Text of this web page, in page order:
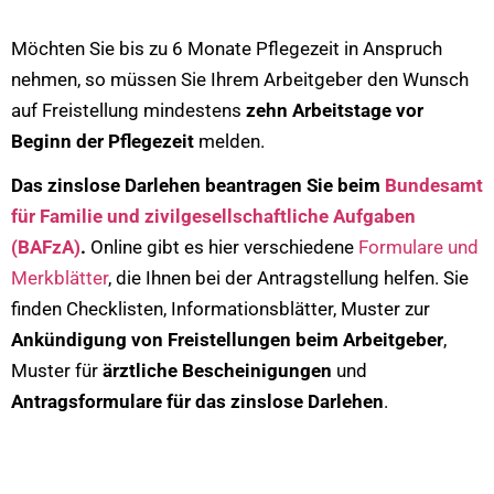
Möchten Sie bis zu 6 Monate Pflegezeit in Anspruch
nehmen, so müssen Sie Ihrem Arbeitgeber den Wunsch
auf Freistellung mindestens zehn Arbeitstage vor
Beginn der Pflegezeit melden.
Das zinslose Darlehen beantragen Sie beim Bundesamt
für Familie und zivilgesellschaftliche Aufgaben
(BAFzA). Online gibt es hier verschiedene Formulare und
Merkblätter, die Ihnen bei der Antragstellung helfen. Sie
finden Checklisten, Informationsblätter, Muster zur
Ankündigung von Freistellungen beim Arbeitgeber,
Muster für ärztliche Bescheinigungen und
Antragsformulare für das zinslose Darlehen.